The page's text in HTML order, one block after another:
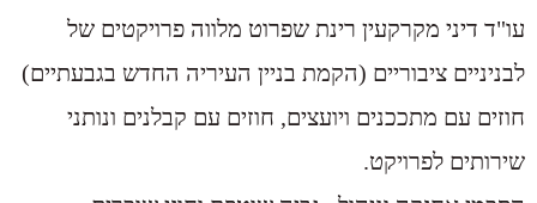
עו"ד דיני מקרקעין רינת שפרוט מלווה פרויקטים של
לבניניים ציבוריים (הקמת בניין העיריה החדש בגבעתיים)
חוזים עם מתככנים ויועצים, חוזים עם קבלנים ונותני
שירותים לפרויקט.